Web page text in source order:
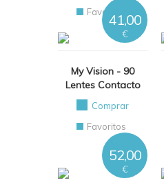
Favoritos
My Vision - 90
Lentes Contacto
41,00
€
Comprar
Favoritos
52,00
€